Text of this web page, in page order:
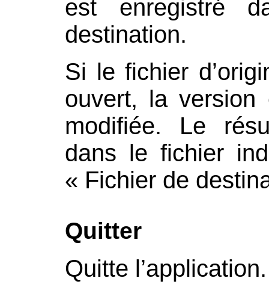
est enregistré
destination.
Si le fichier
ouvert, la version
modifiée. Le
dans le fichier
« Fichier de
Quitter
Quitte l’application.